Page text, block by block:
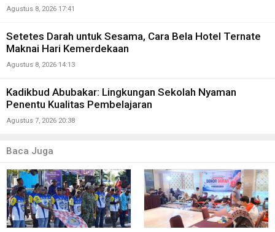
Agustus 8, 2026 17:41
Setetes Darah untuk Sesama, Cara Bela Hotel Ternate
Maknai Hari Kemerdekaan
Agustus 8, 2026 14:13
Kadikbud Abubakar: Lingkungan Sekolah Nyaman
Penentu Kualitas Pembelajaran
Agustus 7, 2026 20:38
Baca Juga